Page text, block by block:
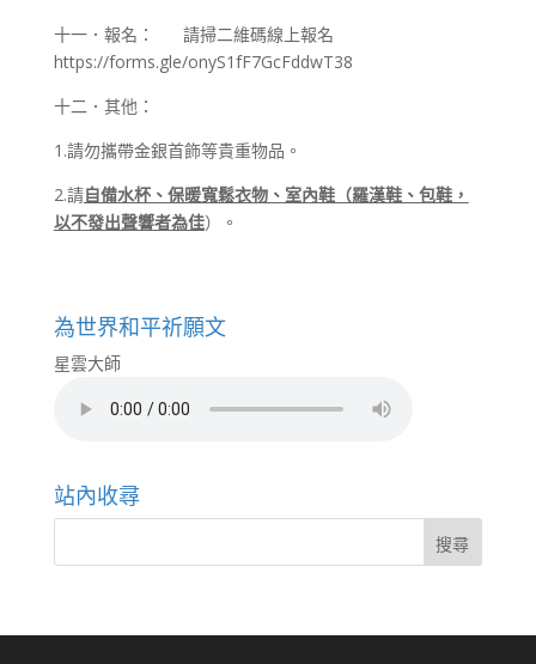
十一．報名： 請掃二維碼線上報名
https://forms.gle/onyS1fF7GcFddwT38
十二．其他：
1.請勿攜帶金銀首飾等貴重物品。
2.請自備水杯、保暖寬鬆衣物、室內鞋（羅漢鞋、包鞋，
以不發出聲響者為佳）。
為世界和平祈願文
星雲大師
站內收尋